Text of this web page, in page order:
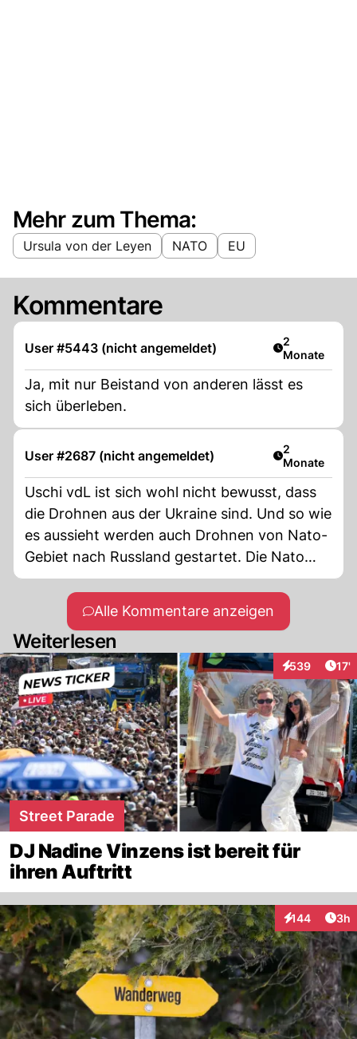
Mehr zum Thema:
Ursula von der Leyen NATO EU
Kommentare
User #5443 (nicht angemeldet) Artikel
2
Monate
Ja, mit nur Beistand von anderen lässt es
sich überleben.
User #2687 (nicht angemeldet) Artikel
2
Monate
Uschi vdL ist sich wohl nicht bewusst, dass
die Drohnen aus der Ukraine sind. Und so wie
es aussieht werden auch Drohnen von Nato-
Gebiet nach Russland gestartet. Die Nato
bettelt darum endlich angegriffen zu werden,
die Frage ist dann nur ob sie sich auch
verteidigen kann.
Alle Kommentare anzeigen
Weiterlesen
539
Interaktionen
17'
Street Parade
DJ Nadine Vinzens ist bereit für
ihren Auftritt
144
Interaktionen
3h